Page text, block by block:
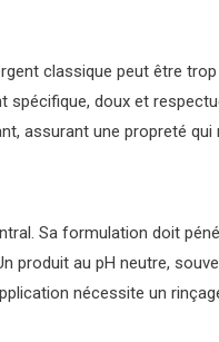
classique peut être
doux et
assurant une propreté
Sa formulation doit
produit au pH neutre,
nécessite un